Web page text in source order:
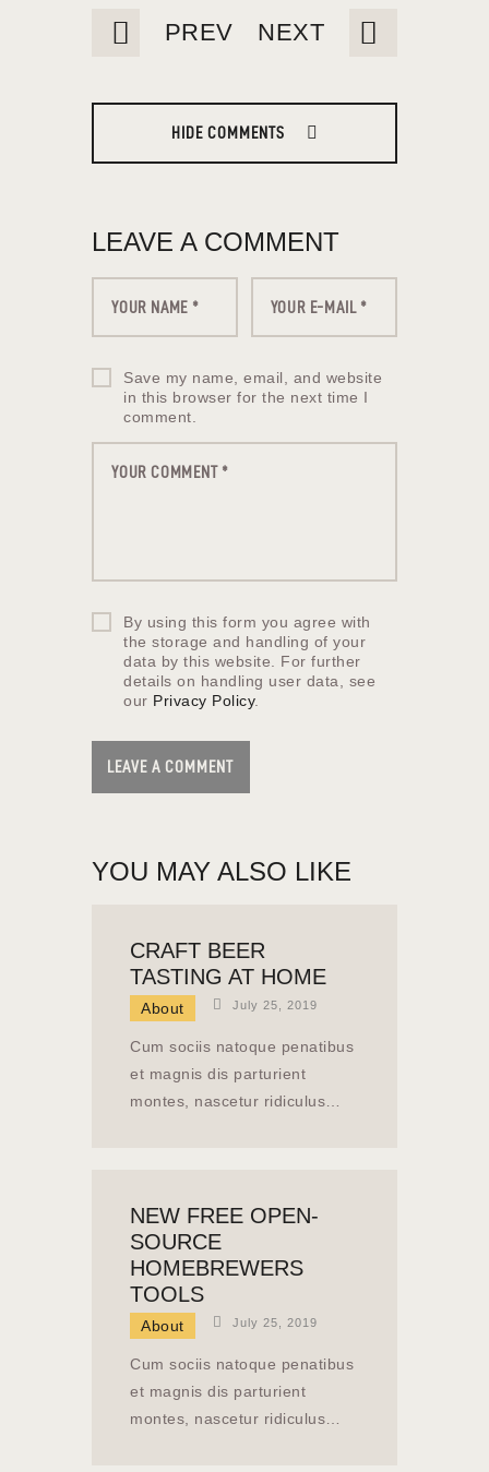
PREV NEXT
HIDE COMMENTS
LEAVE A COMMENT
Save my name, email, and website
in this browser for the next time I
comment.
By using this form you agree with
the storage and handling of your
data by this website. For further
details on handling user data, see
our Privacy Policy.
YOU MAY ALSO LIKE
CRAFT BEER
TASTING AT HOME
About July 25, 2019
Cum sociis natoque penatibus
et magnis dis parturient
montes, nascetur ridiculus…
NEW FREE OPEN-
SOURCE
HOMEBREWERS
TOOLS
About July 25, 2019
Cum sociis natoque penatibus
et magnis dis parturient
montes, nascetur ridiculus…